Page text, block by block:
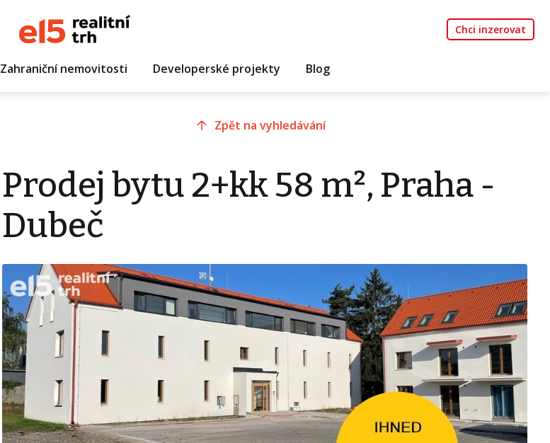
Chci inzerovat
Zahraniční nemovitosti Developerské projekty Blog
Zpět na vyhledávání
Prodej bytu 2+kk 58 m², Praha -
Dubeč